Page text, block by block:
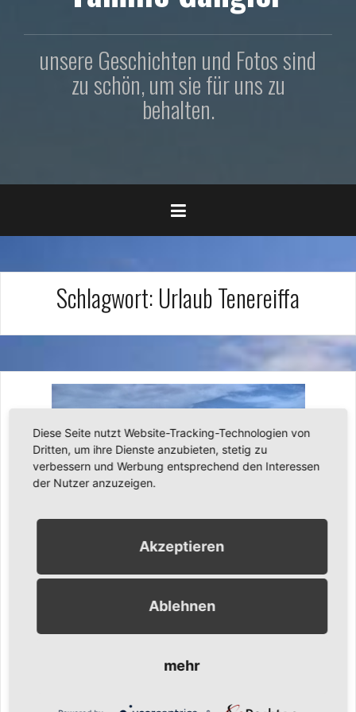
unsere Geschichten und Fotos sind
zu schön, um sie für uns zu
behalten.
Schlagwort: Urlaub Tenereiffa
Zwei Wochen entspannen in Puerto de La Cruz /
Teneriffa
Diese Seite nutzt Website-Tracking-Technologien von
Dritten, um ihre Dienste anzubieten, stetig zu
verbessern und Werbung entsprechend den Interessen
der Nutzer anzuzeigen.
Akzeptieren
Ablehnen
mehr